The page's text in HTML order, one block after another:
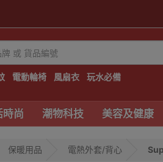
電動輪椅 風扇衣 玩水必備
時尚 潮物科技 美容及健康
保暖用品 電熱外套/背心